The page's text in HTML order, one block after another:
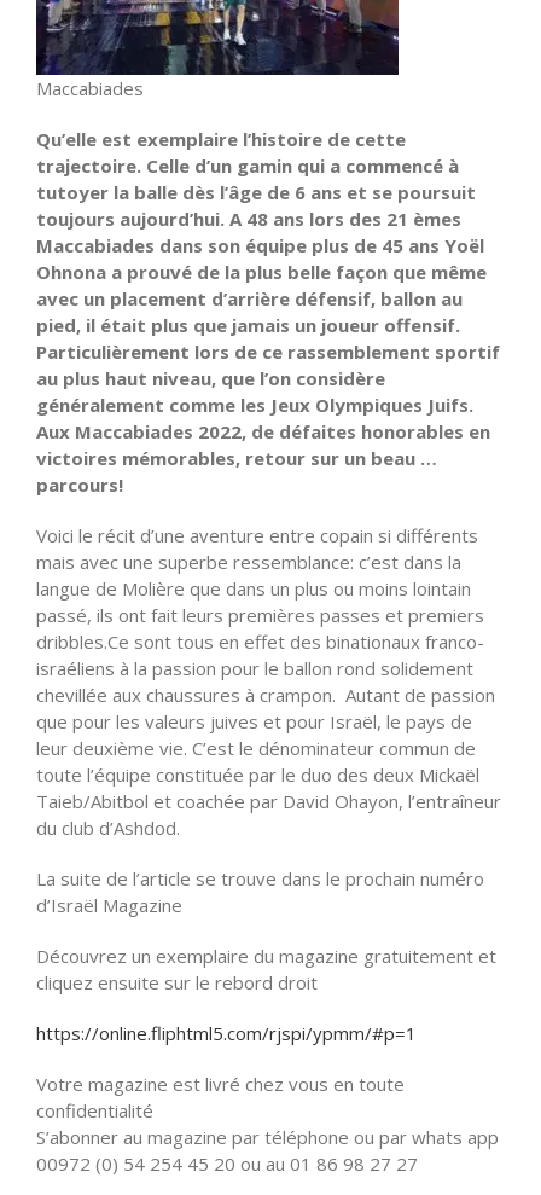
Maccabiades
Qu’elle est exemplaire l’histoire de cette
trajectoire. Celle d’un gamin qui a commencé à
tutoyer la balle dès l’âge de 6 ans et se poursuit
toujours aujourd’hui. A 48 ans lors des 21 èmes
Maccabiades dans son équipe plus de 45 ans Yoël
Ohnona a prouvé de la plus belle façon que même
avec un placement d’arrière défensif, ballon au
pied, il était plus que jamais un joueur offensif.
Particulièrement lors de ce rassemblement sportif
au plus haut niveau, que l’on considère
généralement comme les Jeux Olympiques Juifs.
Aux Maccabiades 2022, de défaites honorables en
victoires mémorables, retour sur un beau …
parcours!
Voici le récit d’une aventure entre copain si différents
mais avec une superbe ressemblance: c’est dans la
langue de Molière que dans un plus ou moins lointain
passé, ils ont fait leurs premières passes et premiers
dribbles.Ce sont tous en effet des binationaux franco-
israéliens à la passion pour le ballon rond solidement
chevillée aux chaussures à crampon. Autant de passion
que pour les valeurs juives et pour Israël, le pays de
leur deuxième vie. C’est le dénominateur commun de
toute l’équipe constituée par le duo des deux Mickaël
Taieb/Abitbol et coachée par David Ohayon, l’entraîneur
du club d’Ashdod.
La suite de l’article se trouve dans le prochain numéro
d’Israël Magazine
Découvrez un exemplaire du magazine gratuitement et
cliquez ensuite sur le rebord droit
https://online.fliphtml5.com/rjspi/ypmm/#p=1
Votre magazine est livré chez vous en toute
confidentialité
S’abonner au magazine par téléphone ou par whats app
00972 (0) 54 254 45 20 ou au 01 86 98 27 27